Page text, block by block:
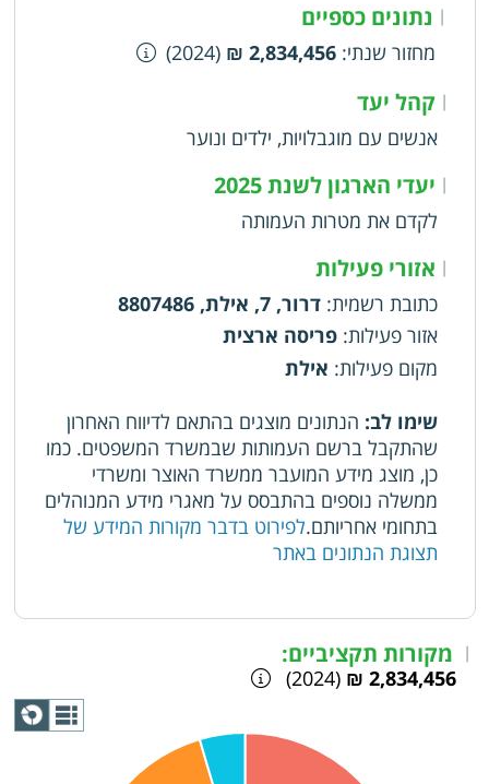
| נתונים כספיים
מחזור שנתי:
2,834,456 ₪
(2024)
|קהל יעד
אנשים עם מוגבלויות, ילדים ונוער
| יעדי הארגון לשנת 2025
לקדם את מטרות העמותה
| אזורי פעילות
כתובת רשמית: דרור, 7, אילת, 8807486
אזור פעילות: פריסה ארצית
מקום פעילות: אילת
שימו לב: הנתונים מוצגים בהתאם לדיווח האחרון
שהתקבל ברשם העמותות שבמשרד המשפטים. כמו
כן, מוצג מידע המועבר ממשרד האוצר ומשרדי
ממשלה נוספים בהתבסס על מאגרי מידע המנוהלים
בתחומי אחריותם.לפירוט בדבר מקורות המידע של
תצוגת הנתונים באתר
| מקורות תקציביים:
2,834,456 ₪
(2024)